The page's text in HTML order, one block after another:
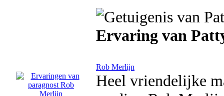
Ervaring van
Rob Merlijn
Heel vriendelijke